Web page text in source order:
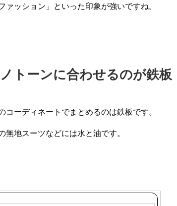
ッション」といった印象が強いですね。
トーンに合わせるのが鉄板
ーディネートでまとめるのは鉄板です。
無地スーツなどには水と油です。